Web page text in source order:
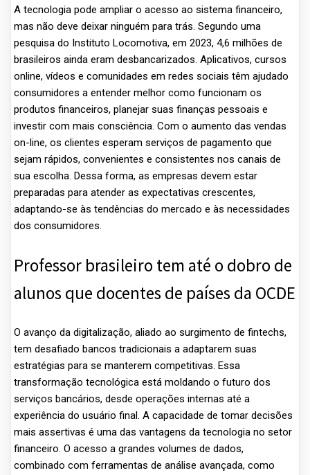
A tecnologia pode ampliar o acesso ao sistema financeiro,
mas não deve deixar ninguém para trás. Segundo uma
pesquisa do Instituto Locomotiva, em 2023, 4,6 milhões de
brasileiros ainda eram desbancarizados. Aplicativos, cursos
online, vídeos e comunidades em redes sociais têm ajudado
consumidores a entender melhor como funcionam os
produtos financeiros, planejar suas finanças pessoais e
investir com mais consciência. Com o aumento das vendas
on-line, os clientes esperam serviços de pagamento que
sejam rápidos, convenientes e consistentes nos canais de
sua escolha. Dessa forma, as empresas devem estar
preparadas para atender as expectativas crescentes,
adaptando-se às tendências do mercado e às necessidades
dos consumidores.
Professor brasileiro tem até o dobro de
alunos que docentes de países da OCDE
O avanço da digitalização, aliado ao surgimento de fintechs,
tem desafiado bancos tradicionais a adaptarem suas
estratégias para se manterem competitivas. Essa
transformação tecnológica está moldando o futuro dos
serviços bancários, desde operações internas até a
experiência do usuário final. A capacidade de tomar decisões
mais assertivas é uma das vantagens da tecnologia no setor
financeiro​. O acesso a grandes volumes de dados,
combinado com ferramentas de análise avançada, como